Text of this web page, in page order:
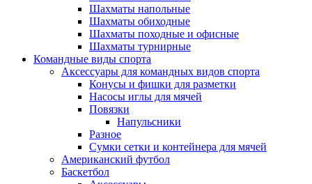
Шахматы напольные
Шахматы обиходные
Шахматы походные и офисные
Шахматы турнирные
Командные виды спорта
Аксессуары для командных видов спорта
Конусы и фишки для разметки
Насосы иглы для мячей
Повязки
Напульсники
Разное
Сумки сетки и контейнера для мячей
Американский футбол
Баскетбол